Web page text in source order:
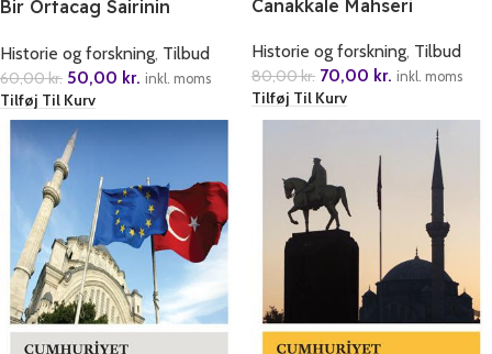
Bir Ortacag Sairinin
Historie og forskning, Tilbud
60,00kr. 50,00 kr. inkl. moms
Tilføj Til Kurv
Canakkale Mahseri
Historie og forskning, Tilbud
80,00kr. 70,00 kr. inkl. moms
Tilføj Til Kurv